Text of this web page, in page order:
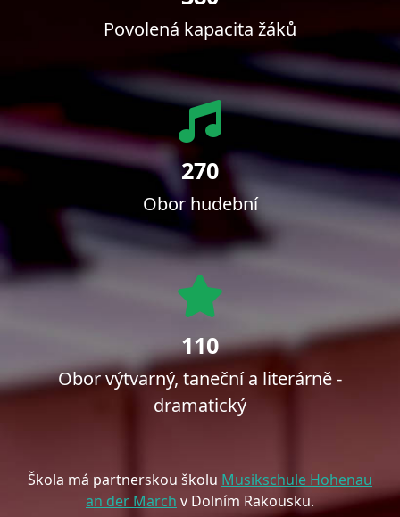
Povolená kapacita žáků
270
Obor hudební
110
Obor výtvarný, taneční a literárně -
dramatický
Škola má partnerskou školu Musikschule Hohenau
an der March v Dolním Rakousku.